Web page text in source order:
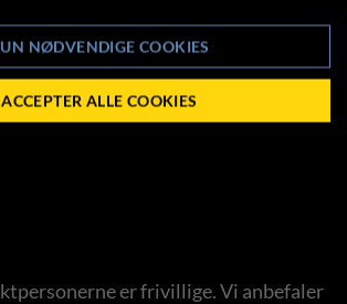
er frivillige. Vi anbefaler
NØDVENDIGE COOKIES
ACCEPTER ALLE COOKIES